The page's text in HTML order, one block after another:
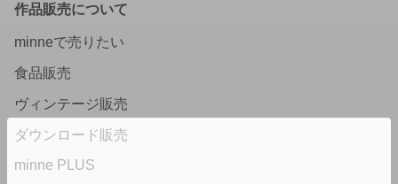
作品販売について
minneで売りたい
食品販売
ヴィンテージ販売
ダウンロード販売
minne PLUS